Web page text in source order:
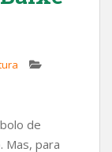
de
Mas, para